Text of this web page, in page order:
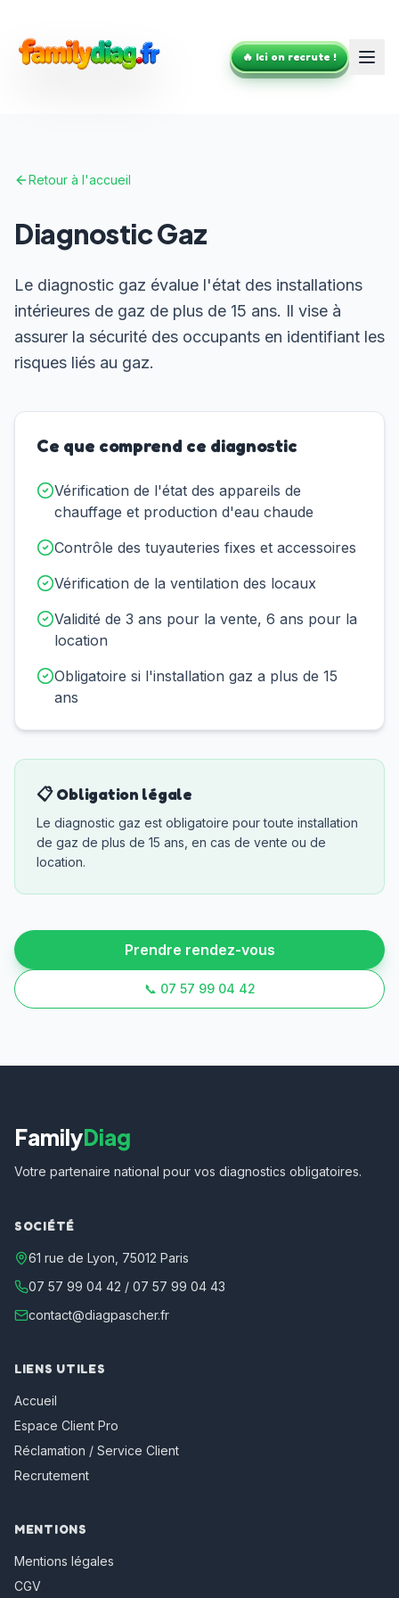
🔥 Ici on recrute !
Retour à l'accueil
Diagnostic Gaz
Le diagnostic gaz évalue l'état des installations
intérieures de gaz de plus de 15 ans. Il vise à
assurer la sécurité des occupants en identifiant les
risques liés au gaz.
Ce que comprend ce diagnostic
Vérification de l'état des appareils de
chauffage et production d'eau chaude
Contrôle des tuyauteries fixes et accessoires
Vérification de la ventilation des locaux
Validité de 3 ans pour la vente, 6 ans pour la
location
Obligatoire si l'installation gaz a plus de 15
ans
📋 Obligation légale
Le diagnostic gaz est obligatoire pour toute installation
de gaz de plus de 15 ans, en cas de vente ou de
location.
Prendre rendez-vous
📞 07 57 99 04 42
FamilyDiag
Votre partenaire national pour vos diagnostics obligatoires.
SOCIÉTÉ
61 rue de Lyon, 75012 Paris
07 57 99 04 42 / 07 57 99 04 43
contact@diagpascher.fr
LIENS UTILES
Accueil
Espace Client Pro
Réclamation / Service Client
Recrutement
MENTIONS
Mentions légales
CGV